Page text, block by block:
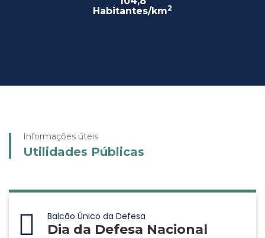
Habitantes/km2
Informações úteis
Utilidades Públicas
Balcão Único da Defesa
Dia da Defesa Nacional